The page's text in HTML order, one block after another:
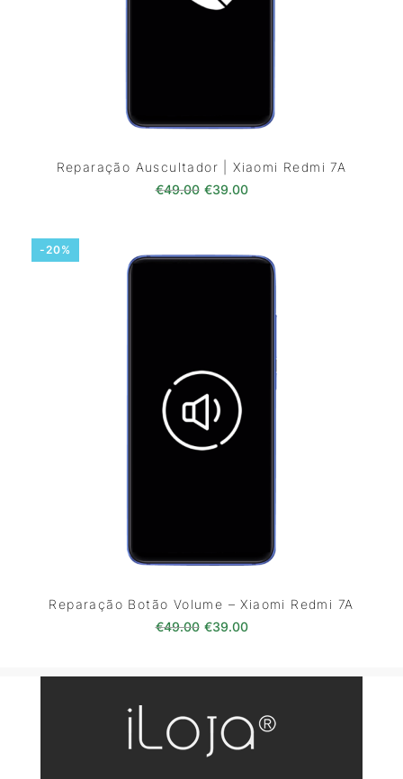
Reparação Auscultador | Xiaomi Redmi 7A
€49.00 O preço original era: €49.00.
€39.00O preço atual é:
-20%
Reparação Botão Volume – Xiaomi Redmi 7A
€49.00 O preço original era: €49.00.
€39.00O preço atual é: